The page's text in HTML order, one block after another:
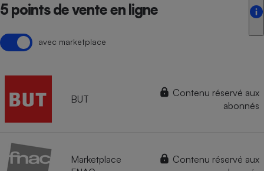
5 points de vente en ligne
avec marketplace
BUT
Contenu réservé aux
abonnés
Marketplace
Contenu réservé aux